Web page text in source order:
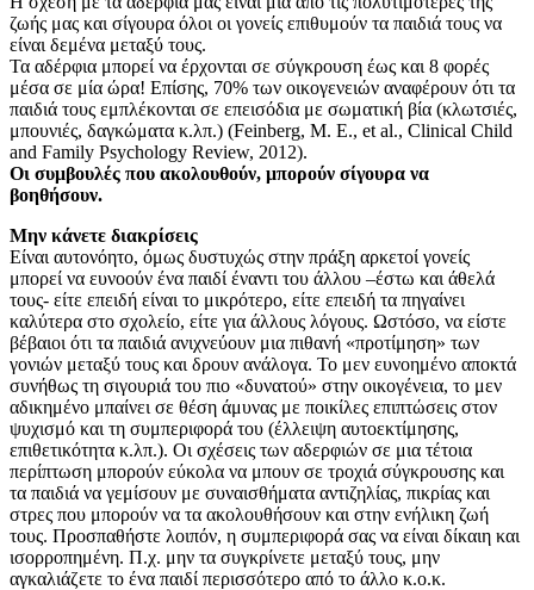
ζωής μας και σίγουρα όλοι οι γονείς επιθυμούν τα παιδιά τους να
είναι δεμένα μεταξύ τους.
Τα αδέρφια μπορεί να έρχονται σε σύγκρουση έως και 8 φορές
μέσα σε μία ώρα! Επίσης, 70% των οικογενειών αναφέρουν ότι τα
παιδιά τους εμπλέκονται σε επεισόδια με σωματική βία (κλωτσιές,
μπουνιές, δαγκώματα κ.λπ.) (Feinberg, M. E., et al., Clinical Child
and Family Psychology Review, 2012).
Οι συμβουλές που ακολουθούν, μπορούν σίγουρα να
βοηθήσουν.
Μην κάνετε διακρίσεις
Είναι αυτονόητο, όμως δυστυχώς στην πράξη αρκετοί γονείς
μπορεί να ευνοούν ένα παιδί έναντι του άλλου –έστω και άθελά
τους- είτε επειδή είναι το μικρότερο, είτε επειδή τα πηγαίνει
καλύτερα στο σχολείο, είτε για άλλους λόγους. Ωστόσο, να είστε
βέβαιοι ότι τα παιδιά ανιχνεύουν μια πιθανή «προτίμηση» των
γονιών μεταξύ τους και δρουν ανάλογα. Το μεν ευνοημένο αποκτά
συνήθως τη σιγουριά του πιο «δυνατού» στην οικογένεια, το μεν
αδικημένο μπαίνει σε θέση άμυνας με ποικίλες επιπτώσεις στον
ψυχισμό και τη συμπεριφορά του (έλλειψη αυτοεκτίμησης,
επιθετικότητα κ.λπ.). Οι σχέσεις των αδερφιών σε μια τέτοια
περίπτωση μπορούν εύκολα να μπουν σε τροχιά σύγκρουσης και
τα παιδιά να γεμίσουν με συναισθήματα αντιζηλίας, πικρίας και
στρες που μπορούν να τα ακολουθήσουν και στην ενήλικη ζωή
τους. Προσπαθήστε λοιπόν, η συμπεριφορά σας να είναι δίκαιη και
ισορροπημένη. Π.χ. μην τα συγκρίνετε μεταξύ τους, μην
αγκαλιάζετε το ένα παιδί περισσότερο από το άλλο κ.ο.κ.